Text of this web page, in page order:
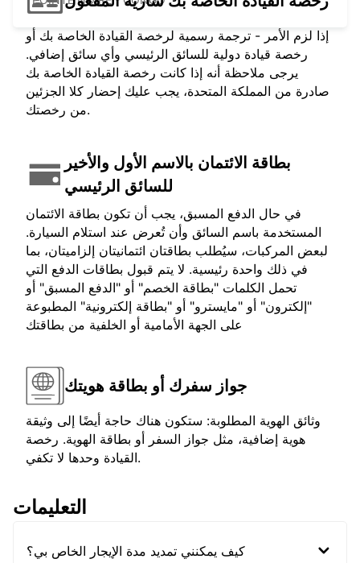
إذا لزم الأمر - ترجمة رسمية لرخصة القيادة الخاصة بك أو
رخصة قيادة دولية للسائق الرئيسي وأي سائق إضافي.
يرجى ملاحظة أنه إذا كانت رخصة القيادة الخاصة بك
صادرة من المملكة المتحدة، يجب عليك إحضار كلا الجزئين
من رخصتك.
بطاقة الائتمان بالاسم الأول والأخير
للسائق الرئيسي
في حال الدفع المسبق، يجب أن تكون بطاقة الائتمان
المستخدمة باسم السائق وأن تُعرض عند استلام السيارة.
لبعض المركبات، سيُطلب بطاقتان ائتمانيتان إلزاميتان، بما
في ذلك واحدة رئيسية. لا يتم قبول بطاقات الدفع التي
تحمل الكلمات "بطاقة الخصم" أو "الدفع المسبق" أو
"إلكترون" أو "مايسترو" أو "بطاقة إلكترونية" المطبوعة
على الجهة الأمامية أو الخلفية من بطاقتك
جواز سفرك أو بطاقة هويتك
وثائق الهوية المطلوبة: ستكون هناك حاجة أيضًا إلى وثيقة
هوية إضافية، مثل جواز السفر أو بطاقة الهوية. رخصة
القيادة وحدها لا تكفي.
التعليمات
كيف يمكنني تمديد مدة الإيجار الخاص بي؟